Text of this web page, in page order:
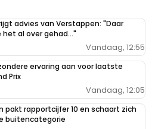
advies van Verstappen: "Daar
het al over gehad..."
Vandaag, 12:55
ervaring aan voor laatste
Prix
Vandaag, 12:05
pakt rapportcijfer 10 en schaart zich
buitencategorie